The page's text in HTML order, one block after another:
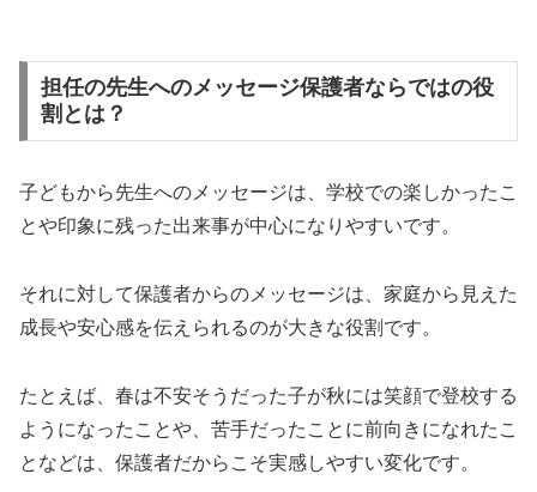
担任の先生へのメッセージ保護者ならではの役
割とは？
子どもから先生へのメッセージは、学校での楽しかったこ
とや印象に残った出来事が中心になりやすいです。
それに対して保護者からのメッセージは、家庭から見えた
成長や安心感を伝えられるのが大きな役割です。
たとえば、春は不安そうだった子が秋には笑顔で登校する
ようになったことや、苦手だったことに前向きになれたこ
となどは、保護者だからこそ実感しやすい変化です。